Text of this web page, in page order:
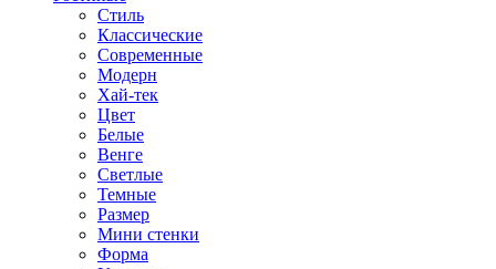
Стиль
Классические
Современные
Модерн
Хай-тек
Цвет
Белые
Венге
Светлые
Темные
Размер
Мини стенки
Форма